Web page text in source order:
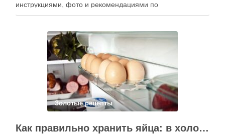
инструкциями, фото и рекомендациями по
приготовлению. В отличие от печатных изданий,
контент, расширять коллекции блюд и добавлять новые
функции. Ниже …
Золотые рецепты
Как правильно хранить яйца: в холодильнике или на полке?